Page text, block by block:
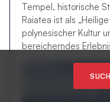
Tempel, historische
Raiatea ist als
polynesischer Kultur
bereicherndes